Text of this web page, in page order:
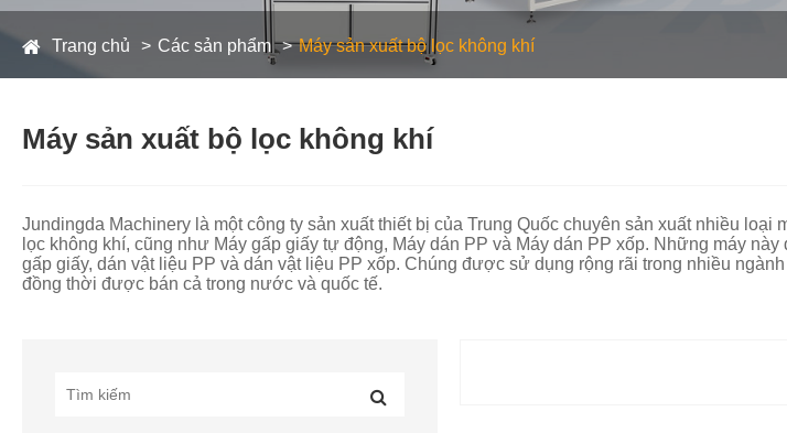
Trang chủ Các sản phẩm Máy sản xuất bộ lọc không khí
Máy sản xuất bộ lọc không khí
Jundingda Machinery là một công ty sản xuất thiết bị của Trung Quốc chuyên sản xuất nhiều
lọc không khí, cũng như Máy gấp giấy tự động, Máy dán PP và Máy dán PP xốp. Những máy
gấp giấy, dán vật liệu PP và dán vật liệu PP xốp. Chúng được sử dụng rộng rãi trong nhiều
đồng thời được bán cả trong nước và quốc tế.